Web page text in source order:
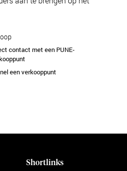
contact met een PUNE-
een verkooppunt
Shortlinks